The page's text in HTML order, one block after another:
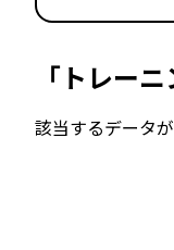
「トレー
該当するデータ